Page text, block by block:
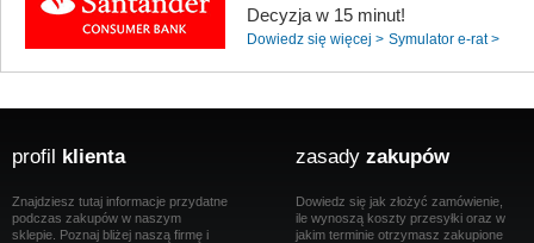
Decyzja w 15 minut!
Dowiedz się więcej > Symulator e-rat >
profil klienta
Znajdziesz tutaj informacje przydatne
podczas zakupów w naszym
sklepie. Poznaj bliżej naszą firmę i
zasady zakupów
Dowiedz się jak złożyć zamówienie,
ile wynoszą koszty przesyłki oraz w
jakim terminie otrzymasz zakupione